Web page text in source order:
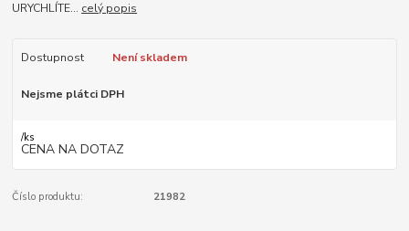
URYCHLÍTE... celý popis
Dostupnost Není skladem
Nejsme plátci DPH
/ks
CENA NA DOTAZ
Číslo produktu: 21982